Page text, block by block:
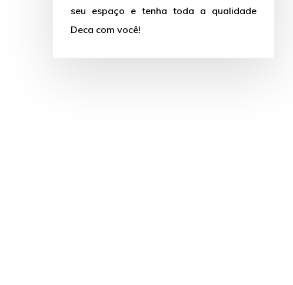
seu espaço e tenha toda a qualidade
Deca com você!